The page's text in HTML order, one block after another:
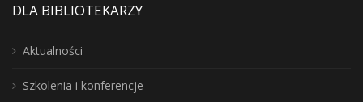
DLA BIBLIOTEKARZY
Aktualności
Szkolenia i konferencje